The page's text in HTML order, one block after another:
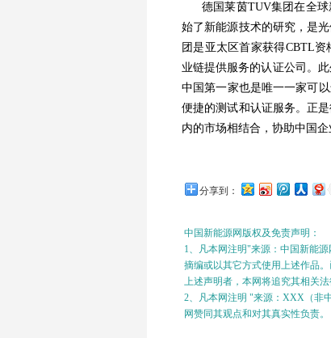
德国莱茵TUV集团在全
始了新能源技术的研究，是
团是亚太区首家获得CBTL
业链提供服务的认证公司。
中国第一家也是唯一一家可
便捷的测试和认证服务。正
内的市场相结合，协助中国
分享到：
中国新能源网版权及免责声明：
1、凡本网注明"来源：中国新能
摘编或以其它方式使用上述作品
上述声明者，本网将追究其相关法
2、凡本网注明 "来源：XXX（非
网赞同其观点和对其真实性负责。